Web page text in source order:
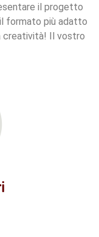
il progetto
formato più adatto
creatività! Il vostro